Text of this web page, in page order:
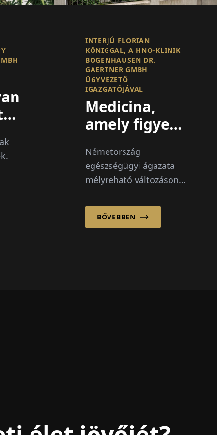
INTERJÚ FLORIAN
KÖNIGGAL, A HNO-KLINIK
BOGENHAUSEN DR.
GAERTNER GMBH
ÜGYVEZETŐ
IGAZGATÓJÁVAL
Medicina,
amely figyel
Németország
egészségügyi ágazata
mélyreható változáson
költségnövekedés,
szakemberhiány,
BŐVEBBEN